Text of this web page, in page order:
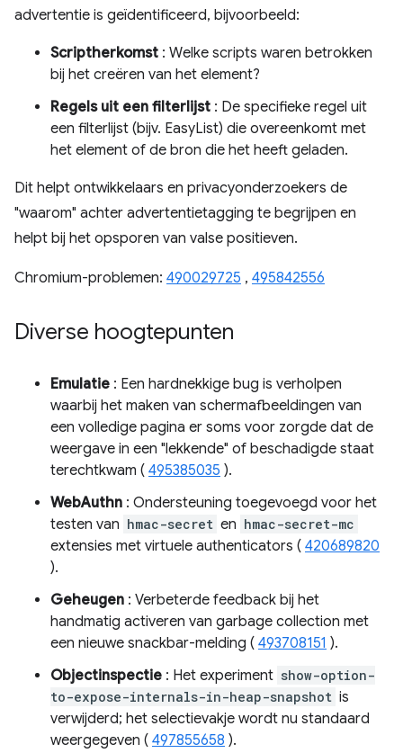
advertentie is geïdentificeerd, bijvoorbeeld:
Scriptherkomst : Welke scripts waren betrokken
bij het creëren van het element?
Regels uit een filterlijst : De specifieke regel uit
een filterlijst (bijv. EasyList) die overeenkomt met
het element of de bron die het heeft geladen.
Dit helpt ontwikkelaars en privacyonderzoekers de
"waarom" achter advertentietagging te begrijpen en
helpt bij het opsporen van valse positieven.
Chromium-problemen: 490029725 , 495842556
Diverse hoogtepunten
Emulatie : Een hardnekkige bug is verholpen
waarbij het maken van schermafbeeldingen van
een volledige pagina er soms voor zorgde dat de
weergave in een "lekkende" of beschadigde staat
terechtkwam ( 495385035 ).
WebAuthn : Ondersteuning toegevoegd voor het
testen van hmac-secret en hmac-secret-mc
extensies met virtuele authenticators ( 420689820
).
Geheugen : Verbeterde feedback bij het
handmatig activeren van garbage collection met
een nieuwe snackbar-melding ( 493708151 ).
Objectinspectie : Het experiment show-option-
to-expose-internals-in-heap-snapshot is
verwijderd; het selectievakje wordt nu standaard
weergegeven ( 497855658 ).